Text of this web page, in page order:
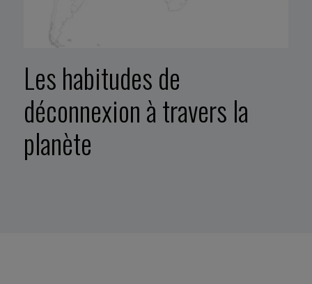
Les habitudes de
déconnexion à travers la
planète